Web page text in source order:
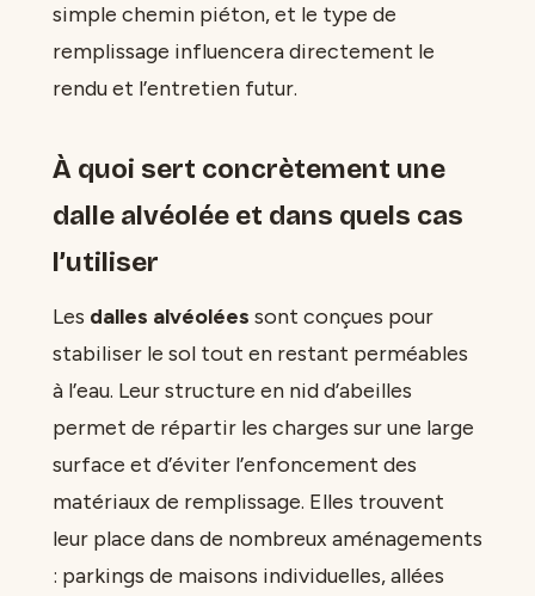
simple chemin piéton, et le type de
remplissage influencera directement le
rendu et l’entretien futur.
À quoi sert concrètement une
dalle alvéolée et dans quels cas
l’utiliser
Les dalles alvéolées sont conçues pour
stabiliser le sol tout en restant perméables
à l’eau. Leur structure en nid d’abeilles
permet de répartir les charges sur une large
surface et d’éviter l’enfoncement des
matériaux de remplissage. Elles trouvent
leur place dans de nombreux aménagements
: parkings de maisons individuelles, allées